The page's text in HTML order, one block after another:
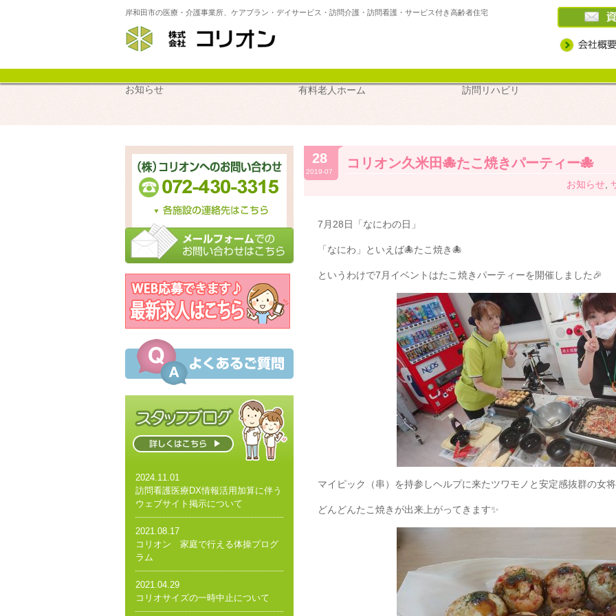
岸和田市の医療・介護事業所、ケアプラン・デイサービス・訪問介護・訪問看護・サービス付き高齢者住宅
お知らせ
有料老人ホーム
訪問リハビリ
28
2019-07
コリオン久米田🐙たこ焼きパーティー🐙
お知らせ
7月28日「なにわの日」
「なにわ」といえば🐙たこ焼き🐙
というわけで7月イベントはたこ焼きパーティーを開催しました🎉
マイピック（串）を持参しヘルプに来たツワモノと安定感抜群の女
どんどんたこ焼きが出来上がってきます✨
2024.11.01
訪問看護医療DX情報活用加算に伴う
ウェブサイト掲示について
2021.08.17
コリオン 家庭で行える体操プログ
ラム
2021.04.29
コリオサイズの一時中止について